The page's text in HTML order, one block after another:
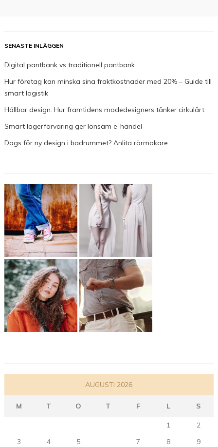
SENASTE INLÄGGEN
Digital pantbank vs traditionell pantbank
Hur företag kan minska sina fraktkostnader med 20% – Guide till
smart logistik
Hållbar design: Hur framtidens modedesigners tänker cirkulärt
Smart lagerförvaring ger lönsam e-handel
Dags för ny design i badrummet? Anlita rörmokare
AUGUSTI 2026
M T O T F L S
1
2
3
4 5 7 8
9